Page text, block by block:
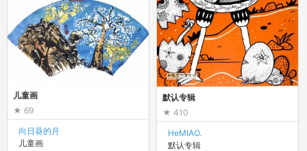
儿童画
69
向日葵的月
儿童画
默认专辑
410
HeMIAO.
默认专辑